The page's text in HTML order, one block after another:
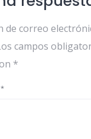
de correo
campos
*
*